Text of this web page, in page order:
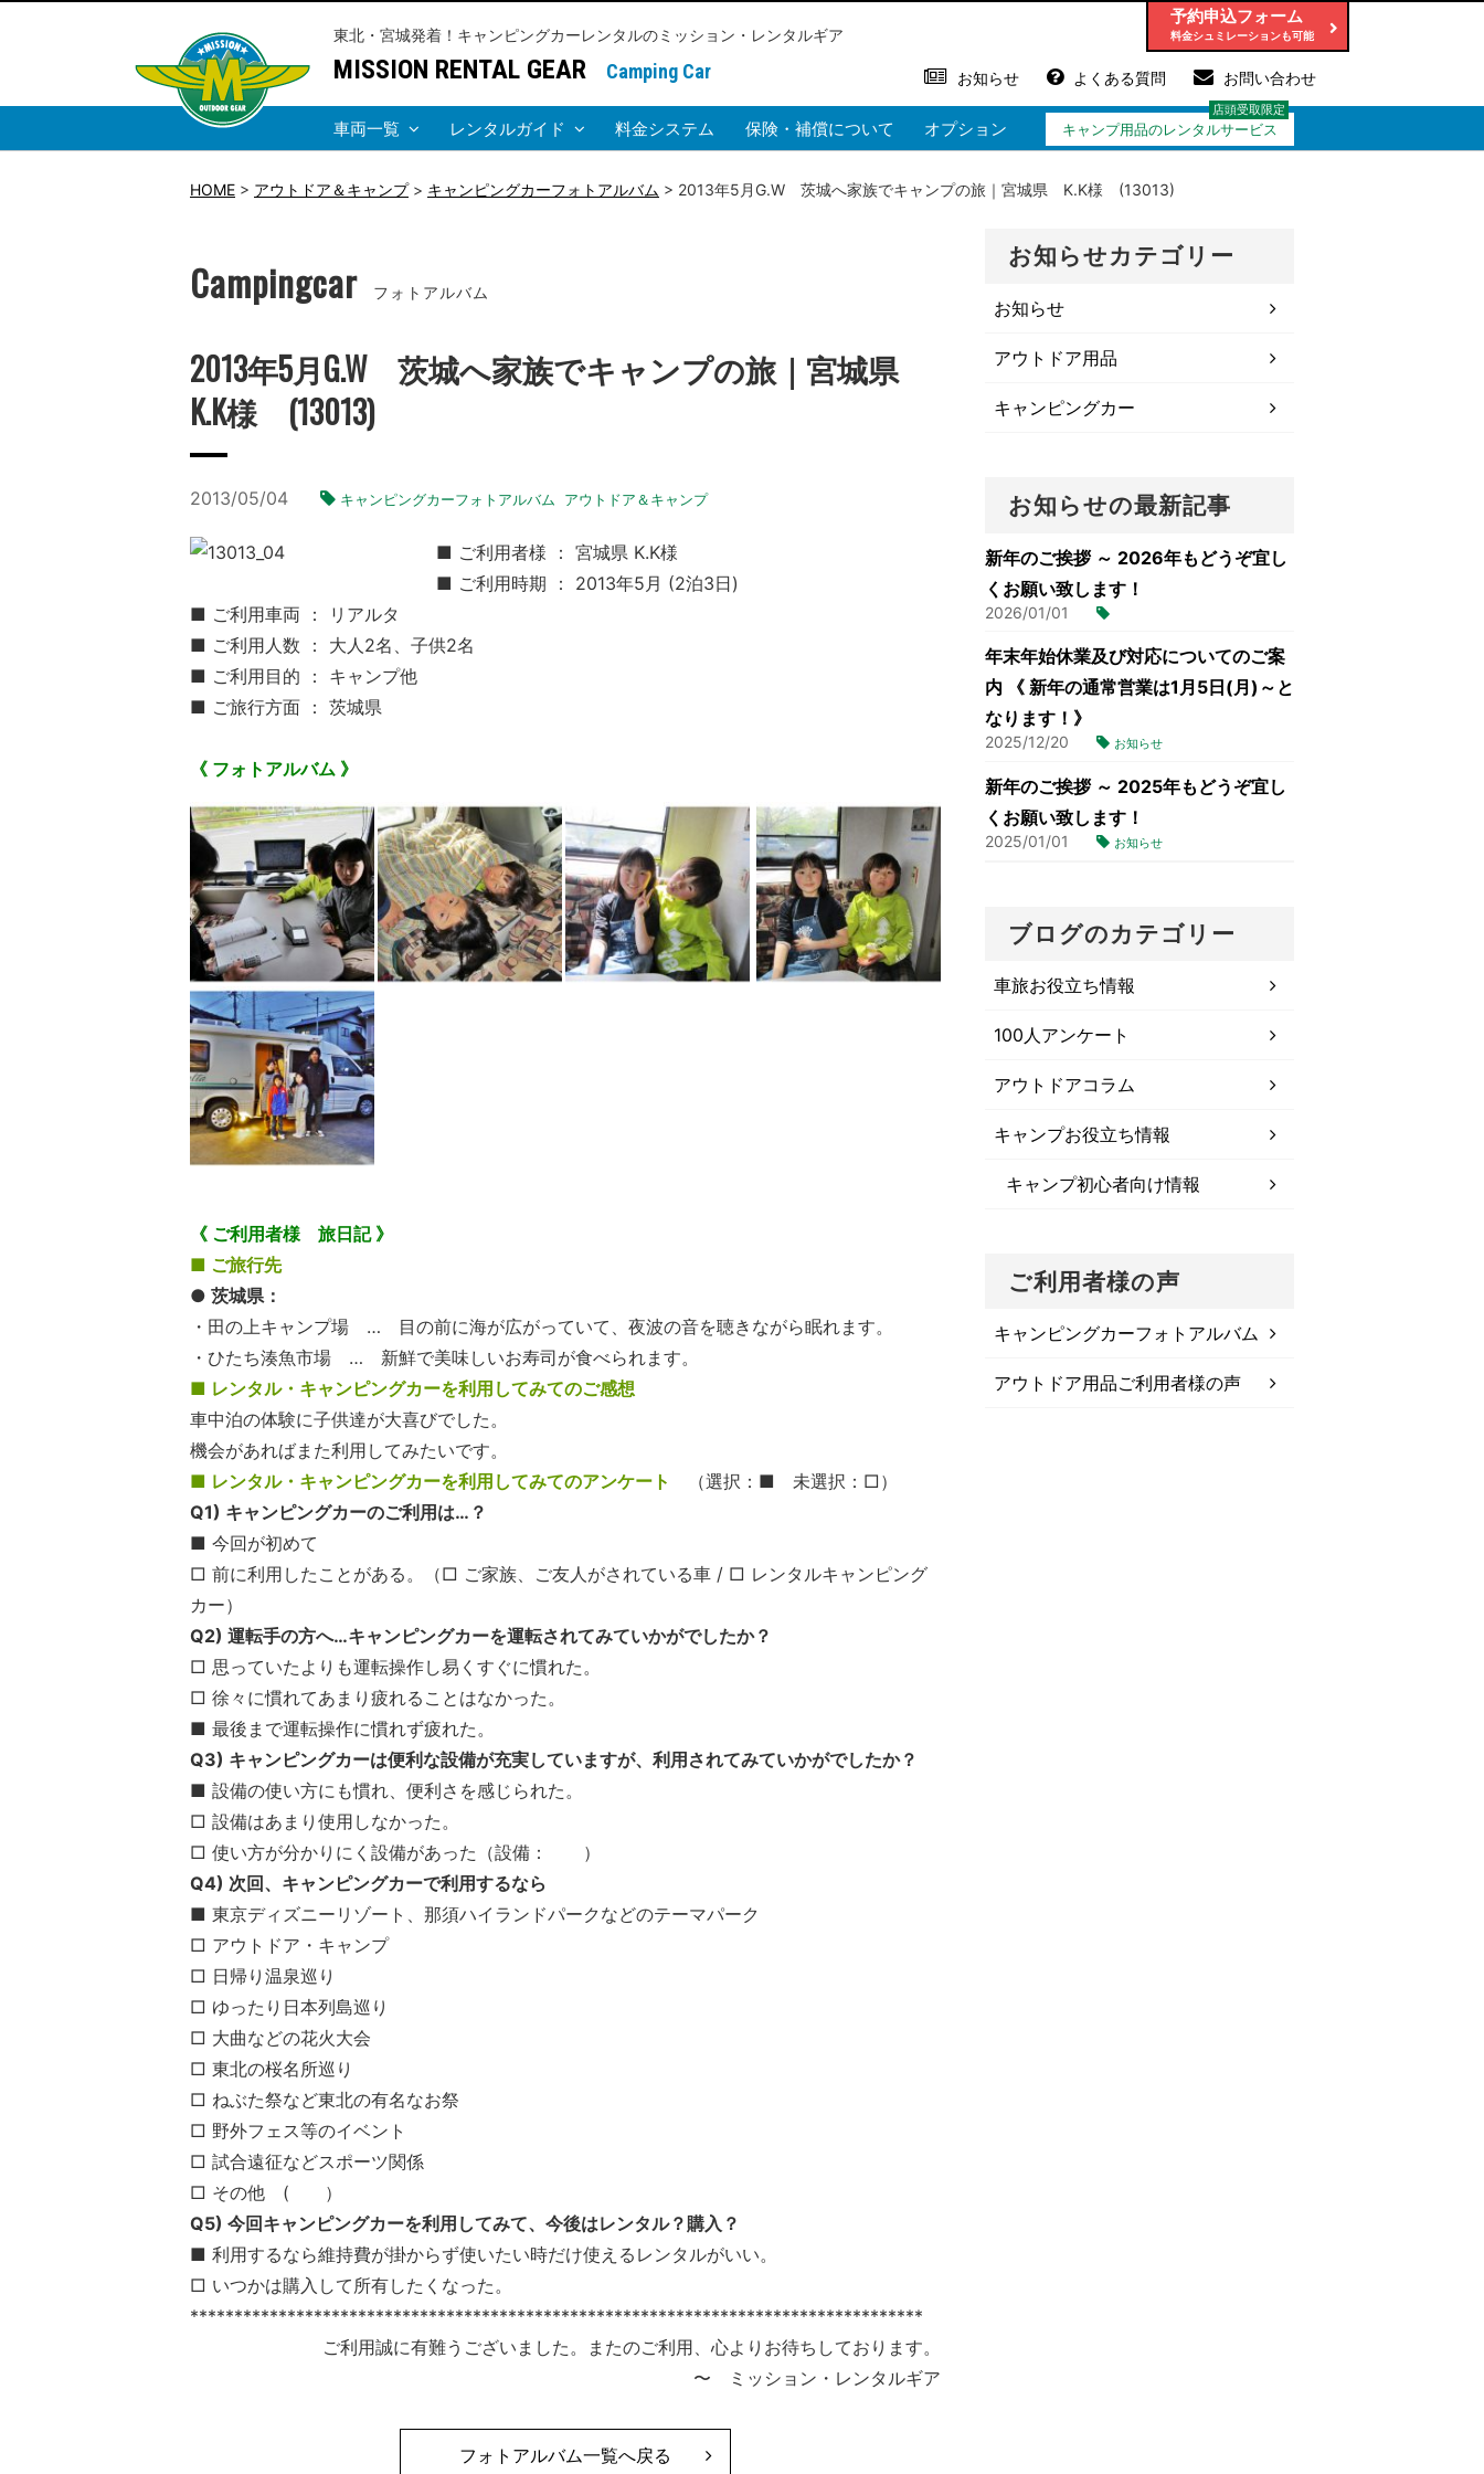
東北・宮城発着！キャンピングカーレンタルのミッション・レンタルギア
MISSION RENTAL GEAR Camping Car お知らせ よくある質問 お問い合わせ
予約申込フォーム
車両一覧 レンタルガイド 料金システム 保険・補償について オプション キャンプ用品のレンタルサービス
HOME > アウトドア＆キャンプ> キャンピングカーフォトアルバム > 2013年5月G.W 茨城へ家族でキャンプの旅｜宮城県 K.K様 (13013)
Campingcar フォトアルバム
2013年5月G.W 茨城へ家族でキャンプの旅｜宮城県
K.K様 (13013)
2013/05/04 キャンピングカーフォトアルバム アウトドア＆キャンプ
■ ご利用者様 ： 宮城県 K.K様
■ ご利用時期 ： 2013年5月 (2泊3日)
■ ご利用車両 ： リアルタ
■ ご利用人数 ： 大人2名、子供2名
■ ご利用目的 ： キャンプ他
■ ご旅行方面 ： 茨城県
《 フォトアルバム 》
《 ご利用者様 旅日記 》
■ ご旅行先
● 茨城県：
・田の上キャンプ場 … 目の前に海が広がっていて、夜波の音を聴きながら眠れます。
・ひたち湊魚市場 … 新鮮で美味しいお寿司が食べられます。
■ レンタル・キャンピングカーを利用してみてのご感想
車中泊の体験に子供達が大喜びでした。
機会があればまた利用してみたいです。
■ レンタル・キャンピングカーを利用してみてのアンケート
（選択：■ 未選択：□）
Q1) キャンピングカーのご利用は…？
■ 今回が初めて
□ 前に利用したことがある。（□ ご家族、ご友人がされている車 / □ レンタルキャンピング
カー）
Q2) 運転手の方へ…キャンピングカーを運転されてみていかがでしたか？
□ 思っていたよりも運転操作し易くすぐに慣れた。
□ 徐々に慣れてあまり疲れることはなかった。
■ 最後まで運転操作に慣れず疲れた。
Q3) キャンピングカーは便利な設備が充実していますが、利用 されてみていかがでしたか？
■ 設備の使い方にも慣れ、便利さを感じられた。
□ 設備はあまり使用しなかった。
□ 使い方が分かりにく設備があった（設備： ）
Q4) 次回、キャンピングカーで利用するなら
■ 東京ディズニーリゾート、那須ハイランドパークなどのテーマパーク
□ アウトドア・キャンプ
□ 日帰り温泉巡り
□ ゆったり日本列島巡り
□ 大曲などの花火大会
□ 東北の桜名所巡り
□ ねぶた祭など東北の有名なお祭
□ 野外フェス等のイベント
□ 試合遠征などスポーツ関係
□ その他 ( ）
Q5) 今回キャンピングカーを利用してみて、今後はレンタル？購入？
■ 利用するなら維持費が掛からず使いたい時だけ使えるレンタルがいい。
□ いつかは購入して所有したくなった。
***********************************************************************************
ご利用誠に有難うございました。またのご利用、心よりお待ちしております。
〜 ミッション・レンタルギア
フォトアルバム一覧へ戻る
お知らせカテゴリー
お知らせ
アウトドア用品
キャンピングカー
お知らせの最新記事
新年のご挨拶 ～ 2026年もどうぞ宜し
くお願い致します！
2026/01/01
年末年始休業及び対応についてのご案
内 《 新年の通常営業は1月5日(月)～と
なります！》
2025/12/20 お知らせ
新年のご挨拶 ～ 2025年もどうぞ宜し
くお願い致します！
2025/01/01 お知らせ
ブログのカテゴリー
車旅お役立ち情報
100人アンケート
アウトドアコラム
キャンプお役立ち情報
キャンプ初心者向け情報
ご利用者様の声
キャンピングカーフォトアルバム
アウトドア用品ご利用者様の声